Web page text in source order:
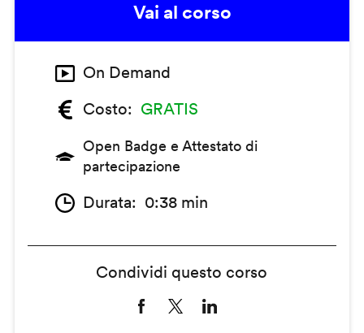
Vai al corso
On Demand
Costo
GRATIS
Open Badge e Attestato di
partecipazione
Durata 0:38 min
Condividi questo corso